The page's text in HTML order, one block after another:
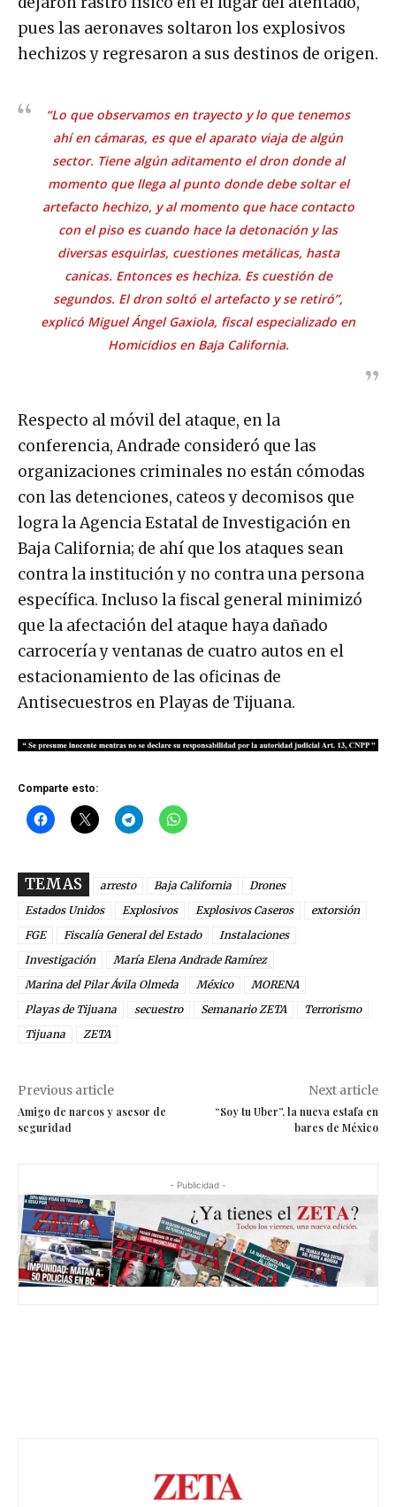
pues las aeronaves soltaron los explosivos
hechizos y regresaron a sus destinos de origen.
“Lo que observamos en trayecto y lo que tenemos
ahí en cámaras, es que el aparato viaja de algún
sector. Tiene algún aditamento el dron donde al
momento que llega al punto donde debe soltar el
artefacto hechizo, y al momento que hace contacto
con el piso es cuando hace la detonación y las
diversas esquirlas, cuestiones metálicas, hasta
canicas. Entonces es hechiza. Es cuestión de
segundos. El dron soltó el artefacto y se retiró”,
explicó Miguel Ángel Gaxiola, fiscal especializado en
Homicidios en Baja California.
Respecto al móvil del ataque, en la
conferencia, Andrade consideró que las
organizaciones criminales no están cómodas
con las detenciones, cateos y decomisos que
logra la Agencia Estatal de Investigación en
Baja California; de ahí que los ataques sean
contra la institución y no contra una persona
específica. Incluso la fiscal general minimizó
que la afectación del ataque haya dañado
carrocería y ventanas de cuatro autos en el
estacionamiento de las oficinas de
Antisecuestros en Playas de Tijuana.
Comparte esto:
TEMAS arresto Baja California
Drones
Estados Unidos
Explosivos Explosivos Caseros
extorsión
FGE
Fiscalía General del Estado
Instalaciones
Investigación
María Elena Andrade Ramírez
Marina del Pilar Ávila Olmeda
México
MORENA
Playas de Tijuana
secuestro Semanario ZETA
Terrorismo
Tijuana
ZETA
Previous article
Amigo de narcos y asesor de
seguridad
Next article
“Soy tu Uber”, la nueva estafa en
bares de México
- Publicidad -